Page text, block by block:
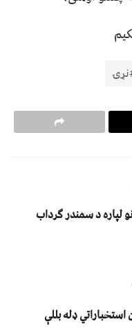
لپاره د سمندر ګرداب
ډله بللې